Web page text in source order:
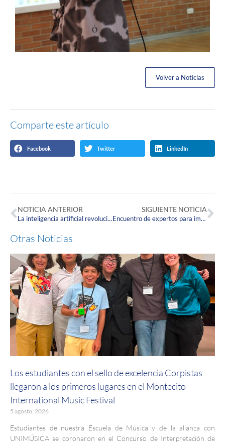
Volver a Noticias
Comparte este artículo
Facebook Twitter LinkedIn
NOTICIA ANTERIOR
La inteligencia artificial revoluciona el liderazgo: así fue la conferencia que marcó el lanzamiento del nuevo MBA Corpas‑ADEN
SIGUIENTE NOTICIA
Encuentro de expertos para impulsar la permanencia académica y la salud integral en nuestra comunidad educativa
Otras Noticias
Los estudiantes con el sello de excelencia Corpistas
llegaron a los primeros lugares en el Montecito
International Music Festival
5 agosto, 2026
Estudiantes de nuestra Escuela de Música y de la alianza con
UNIMÚSICA se coronaron en el Concurso de Interpretación de